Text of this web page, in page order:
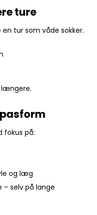
ture
tur som våde sokker.
længere.
fokus på:
og læg
selv på lange